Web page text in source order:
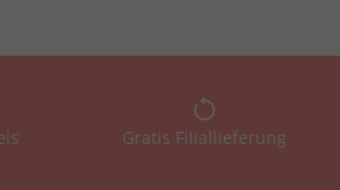
Gratis Filiallieferung